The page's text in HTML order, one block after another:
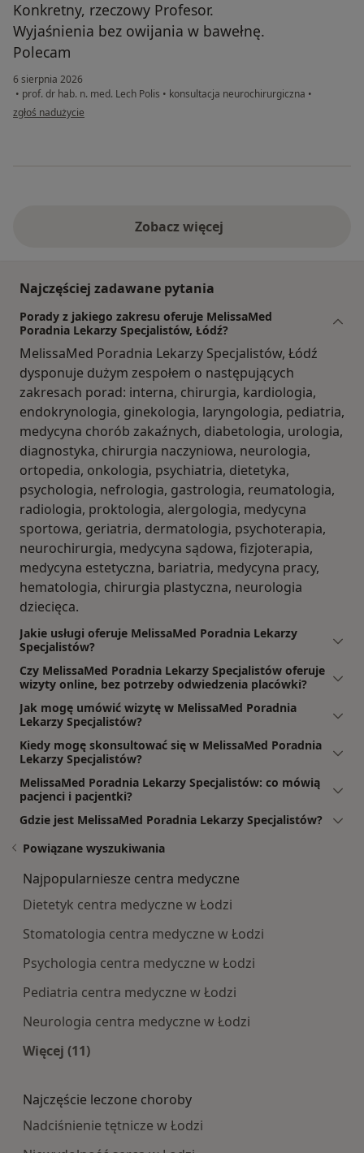
Konkretny, rzeczowy Profesor.
Wyjaśnienia bez owijania w bawełnę.
Polecam
6 sierpnia 2026
• prof. dr hab. n. med. Lech Polis • konsultacja neurochirurgiczna •
w opinii użytkownika Pacjentka
zgłoś nadużycie
Zobacz więcej
Najczęściej zadawane pytania
Porady z jakiego zakresu oferuje MelissaMed
Poradnia Lekarzy Specjalistów, Łódź?
MelissaMed Poradnia Lekarzy Specjalistów, Łódź
dysponuje dużym zespołem o następujących
zakresach porad: interna, chirurgia, kardiologia,
endokrynologia, ginekologia, laryngologia, pediatria,
medycyna chorób zakaźnych, diabetologia, urologia,
diagnostyka, chirurgia naczyniowa, neurologia,
ortopedia, onkologia, psychiatria, dietetyka,
psychologia, nefrologia, gastrologia, reumatologia,
radiologia, proktologia, alergologia, medycyna
sportowa, geriatria, dermatologia, psychoterapia,
neurochirurgia, medycyna sądowa, fizjoterapia,
medycyna estetyczna, bariatria, medycyna pracy,
hematologia, chirurgia plastyczna, neurologia
dziecięca.
Jakie usługi oferuje MelissaMed Poradnia Lekarzy
Specjalistów?
Czy MelissaMed Poradnia Lekarzy Specjalistów oferuje
wizyty online, bez potrzeby odwiedzenia placówki?
Jak mogę umówić wizytę w MelissaMed Poradnia
Lekarzy Specjalistów?
Kiedy mogę skonsultować się w MelissaMed Poradnia
Lekarzy Specjalistów?
MelissaMed Poradnia Lekarzy Specjalistów: co mówią
pacjenci i pacjentki?
Gdzie jest MelissaMed Poradnia Lekarzy Specjalistów?
Powiązane wyszukiwania
Najpopularniesze centra medyczne
Dietetyk centra medyczne w Łodzi
Stomatologia centra medyczne w Łodzi
Psychologia centra medyczne w Łodzi
Pediatria centra medyczne w Łodzi
Neurologia centra medyczne w Łodzi
Więcej (11)
Najczęście leczone choroby
Nadciśnienie tętnicze w Łodzi